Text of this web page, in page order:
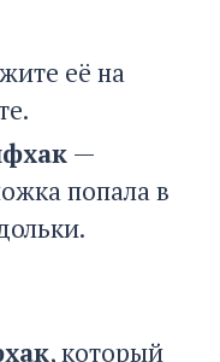
её на
—
попала в
, который